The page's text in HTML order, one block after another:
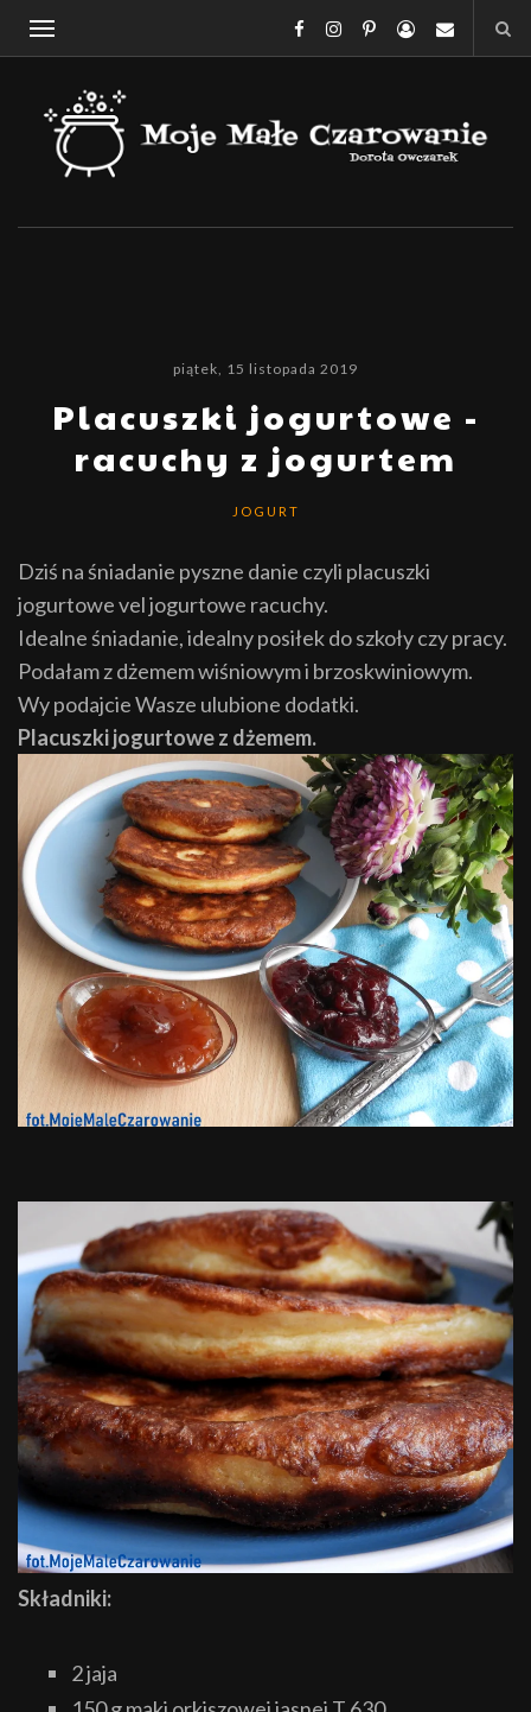
piątek, 15 listopada 2019
Placuszki jogurtowe -
racuchy z jogurtem
JOGURT
Dziś na śniadanie pyszne danie czyli placuszki
jogurtowe vel jogurtowe racuchy.
Idealne śniadanie, idealny posiłek do szkoły czy pracy.
Podałam z dżemem wiśniowym i brzoskwiniowym.
Wy podajcie Wasze ulubione dodatki.
Placuszki jogurtowe z dżemem.
Składniki:
2 jaja